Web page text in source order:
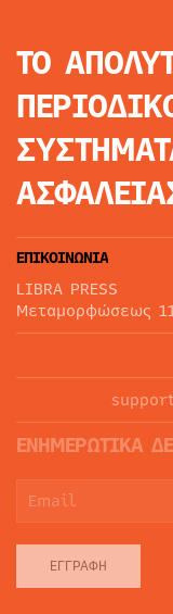
ΤΟ
ΕΠΙΚΟΙΝΩΝΙΑ
LIBRA PRESS
Μεταμορφώσεως
ΕΝΗΜΕΡΩΤΙΚΑ
ΕΓΓΡΑΦΉ